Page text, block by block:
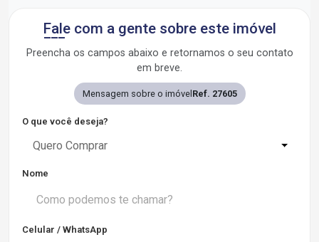
Fale com a gente sobre este imóvel
Preencha os campos abaixo e retornamos o seu contato
em breve.
Mensagem sobre o imóvel Ref. 27605
O que você deseja?
Quero Comprar
Nome
Celular / WhatsApp